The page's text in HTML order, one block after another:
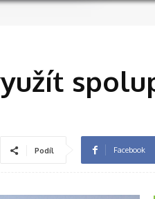
Podíl Facebook